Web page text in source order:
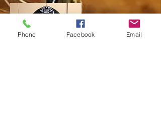
Phone Facebook Email